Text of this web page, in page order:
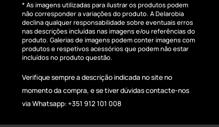
* As imagens utilizadas para ilustrar os produtos podem
não corresponder a variações do produto. A Delarobia
declina qualquer responsabilidade sobre eventuais erros
nas descrições incluídas nas imagens e/ou referências do
produto. Galerias de imagens podem conter imagens com
produtos e respetivos acessórios que podem não estar
incluídos no produto questão.
Verifique sempre a descrição indicada no site no
momento da compra, e se tiver dúvidas contacte-nos
via Whatsapp: +351 912 101 008